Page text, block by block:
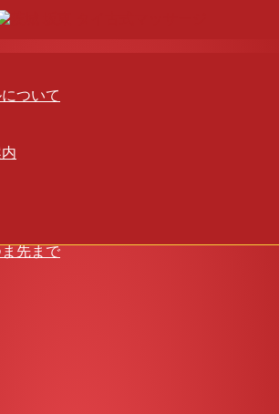
ついて
タイスマイル タイ古式マッサージ
先まで